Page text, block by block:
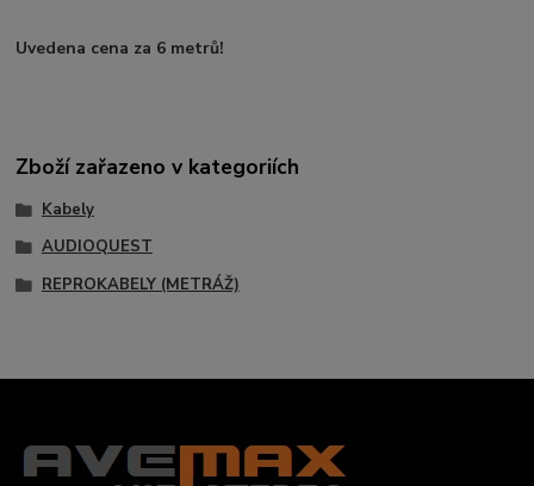
Uvedena cena za 6 metrů!
Zboží zařazeno v kategoriích
Kabely
AUDIOQUEST
REPROKABELY (METRÁŽ)